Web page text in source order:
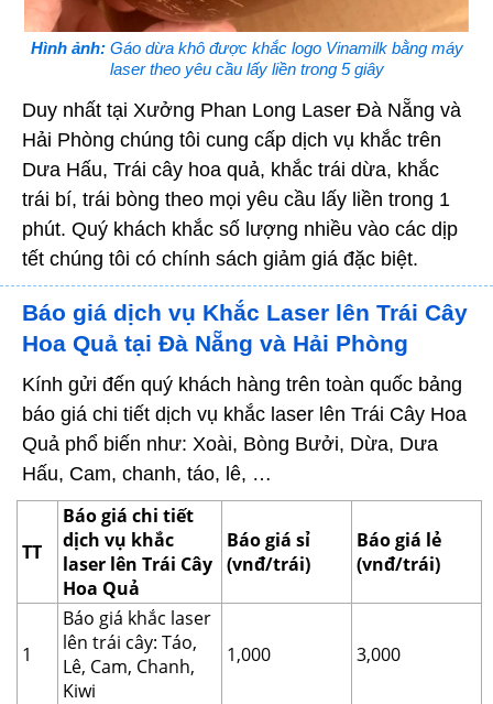
Hình ảnh:Gáo dừa khô được khắc logo Vinamilk bằng máy
laser theo yêu cầu lấy liền trong 5 giây
Duy nhất tại Xưởng Phan Long Laser Đà Nẵng và
Hải Phòng chúng tôi cung cấp dịch vụ khắc trên
Dưa Hấu, Trái cây hoa quả, khắc trái dừa, khắc
trái bí, trái bòng theo mọi yêu cầu lấy liền trong 1
phút. Quý khách khắc số lượng nhiều vào các dịp
tết chúng tôi có chính sách giảm giá đặc biệt.
Báo giá dịch vụ Khắc Laser lên Trái Cây
Hoa Quả tại Đà Nẵng và Hải Phòng
Kính gửi đến quý khách hàng trên toàn quốc bảng
báo giá chi tiết dịch vụ khắc laser lên Trái Cây Hoa
Quả phổ biến như: Xoài, Bòng Bưởi, Dừa, Dưa
Hấu, Cam, chanh, táo, lê, …
TT
Báo giá chi tiết
dịch vụ khắc
laser lên Trái Cây
Hoa Quả
Báo giá sỉ
(vnđ/trái)
Báo giá lẻ
(vnđ/trái)
1
Báo giá khắc laser
lên trái cây: Táo,
Lê, Cam, Chanh,
Kiwi
1,000 3,000